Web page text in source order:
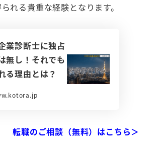
れる貴重な経験となります。
業診断士に独占
無し！それでも
る理由とは？
転職のご相談（無料）はこちら＞